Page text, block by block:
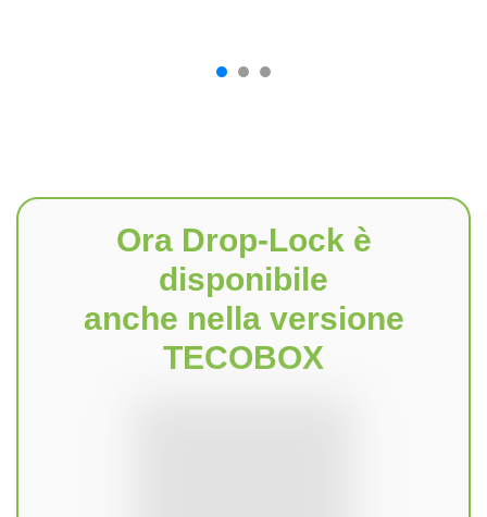
Ora Drop-Lock è
disponibile
anche nella versione
TECOBOX